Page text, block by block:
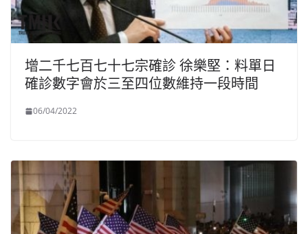
增二千七百七十七宗確診 徐樂堅：料單日
確診數字會於三至四位數維持一段時間
06/04/2022